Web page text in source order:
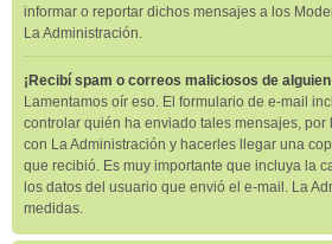
informar o reportar dichos mensajes a los
La Administración.
¡Recibí spam o correos maliciosos de
Lamentamos oír eso. El formulario de e-mail
controlar quién ha enviado tales mensajes, por
con La Administración y hacerles llegar una
que recibió. Es muy importante que incluya la
los datos del usuario que envió el e-mail. La
medidas.